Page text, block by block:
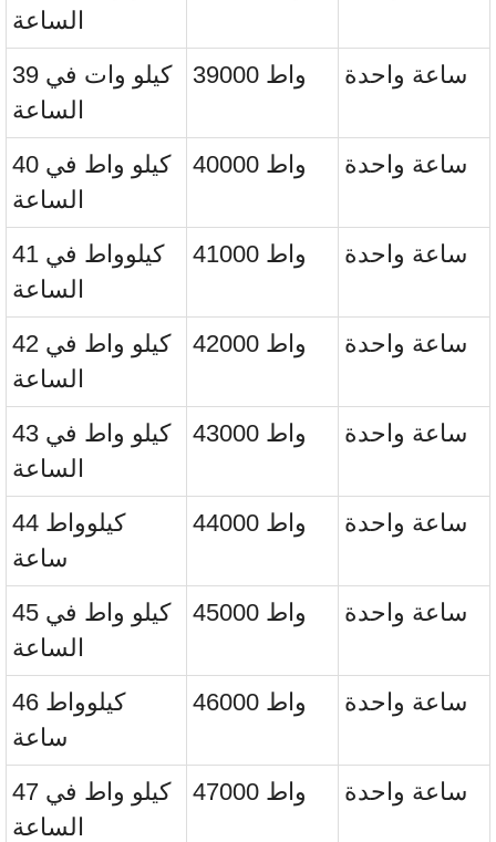
الساعة
39 كيلو وات في
الساعة
39000 واط ساعة واحدة
40 كيلو واط في
الساعة
40000 واط ساعة واحدة
41 كيلوواط في
الساعة
41000 واط ساعة واحدة
42 كيلو واط في
الساعة
42000 واط ساعة واحدة
43 كيلو واط في
الساعة
43000 واط ساعة واحدة
44 كيلوواط
ساعة
44000 واط ساعة واحدة
45 كيلو واط في
الساعة
45000 واط ساعة واحدة
46 كيلوواط
ساعة
46000 واط ساعة واحدة
47 كيلو واط في
الساعة
47000 واط ساعة واحدة